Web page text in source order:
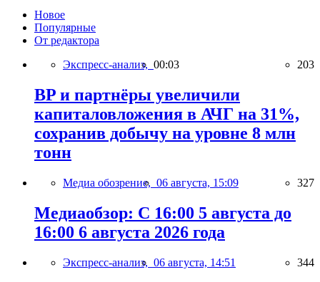
Новое
Популярные
От редактора
Экспресс-анализ, 00:03 203
BP и партнёры увеличили
капиталовложения в АЧГ на 31%,
сохранив добычу на уровне 8 млн
тонн
Медиа обозрение, 06 августа, 15:09 327
Медиаобзор: С 16:00 5 августа до
16:00 6 августа 2026 года
Экспресс-анализ, 06 августа, 14:51 344